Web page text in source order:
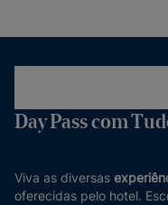
Day Pass com
Viva as diversas
oferecidas pelo hotel.